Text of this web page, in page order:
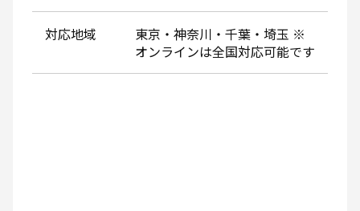
対応地域
東京・神奈川・千葉・埼玉 ※
オンラインは全国対応可能です